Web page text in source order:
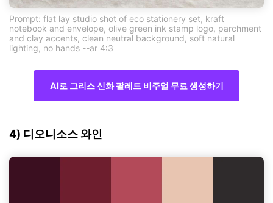
Prompt: flat lay studio shot of eco stationery set, kraft
notebook and envelope, olive green ink stamp logo, parchment
and clay accents, clean neutral background, soft natural
lighting, no hands --ar 4:3
AI로 그리스 신화 팔레트 비주얼 무료 생성하기
4) 디오니소스 와인